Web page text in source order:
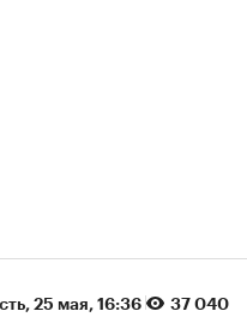
⁠, 25 мая, 16:36
37 040